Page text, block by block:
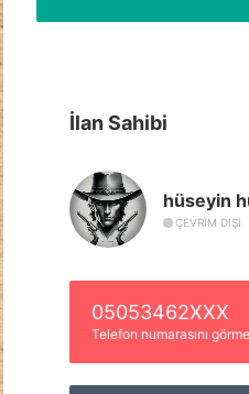
İlan Sahibi
hüseyin
ÇEVRIM DIŞI
05053462XXX
Telefon numarasını